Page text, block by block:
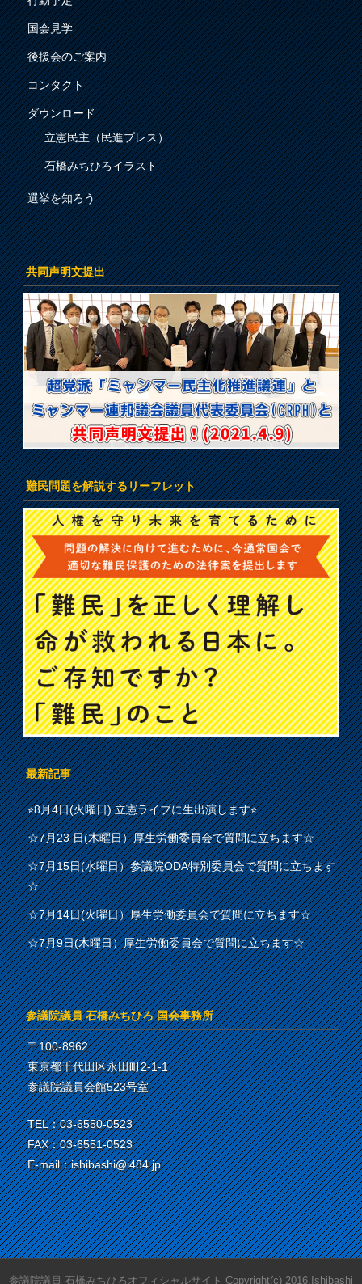
国会見学
後援会のご案内
コンタクト
ダウンロード
立憲民主（民進プレス）
石橋みちひろイラスト
選挙を知ろう
共同声明文提出
難民問題を解説するリーフレット
最新記事
⭐︎8月4日(火曜日) 立憲ライブに生出演します⭐︎
☆7月23 日(木曜日）厚生労働委員会で質問に立ちます☆
☆7月15日(水曜日）参議院ODA特別委員会で質問に立ちます
☆
☆7月14日(火曜日）厚生労働委員会で質問に立ちます☆
☆7月9日(木曜日）厚生労働委員会で質問に立ちます☆
参議院議員 石橋みちひろ 国会事務所
〒100-8962
東京都千代田区永田町2-1-1
参議院議員会館523号室
TEL：03-6550-0523
FAX：03-6551-0523
E-mail：ishibashi@i484.jp
参議院議員 石橋みちひろオフィシャルサイト Copyright(c) 2016.Ishibashi